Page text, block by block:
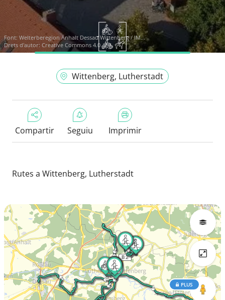
Font: Welterberegion Anhalt Dessau Wittenberg / IM...
Drets d'autor: Creative Commons 4.0
Wittenberg, Lutherstadt
Compartir Seguiu Imprimir
Rutes a Wittenberg, Lutherstadt
PLUS